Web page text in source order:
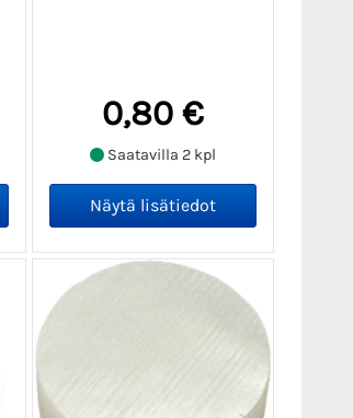
0,80 €
Saatavilla 2 kpl